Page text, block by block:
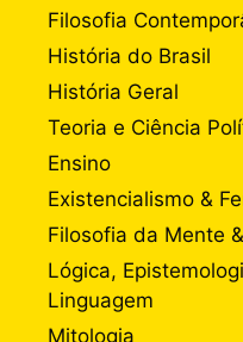
Filosofia
História do Brasil
História Geral
Teoria e Ciência
Ensino
Existencialismo &
Filosofia da Mente
Lógica,
Linguagem
Mitologia